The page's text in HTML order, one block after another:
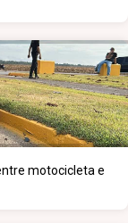
motocicleta e